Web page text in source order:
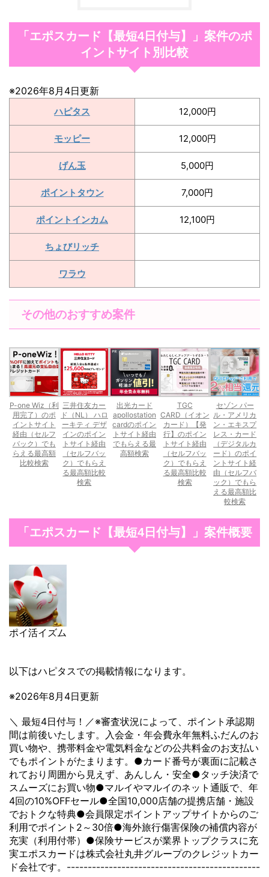
「エポスカード【最短4日付与】」案件のポ
イントサイト別比較
※2026年8月4日更新
ハピタス 12,000円
モッピー 12,000円
げん玉 5,000円
ポイントタウン 7,000円
ポイントインカム 12,100円
ちょびリッチ
ワラウ
その他のおすすめ案件
P-one Wiz（利
用完了）のポ
イントサイト
経由（セルフ
バック）でも
らえる最高額
比較検索
三井住友カー
ド（NL） ハロ
ーキティ デザ
インのポイン
トサイト経由
（セルフバッ
ク）でもらえ
る最高額比較
検索
出光カード
apollostation
cardのポイン
トサイト経由
でもらえる最
高額検索
TGC
CARD（イオン
カード）【発
行】のポイン
トサイト経由
（セルフバッ
ク）でもらえ
る最高額比較
検索
セゾン パー
ル・アメリカ
ン・エキスプ
レス・カード
（デジタルカ
ード）のポイ
ントサイト経
由（セルフバ
ック）でもら
える最高額比
較検索
「エポスカード【最短4日付与】」案件概要
ポイ活イズム
以下はハピタスでの掲載情報になります。
※2026年8月4日更新
＼ 最短4日付与！／※審査状況によって、ポイント承認期
間は前後いたします。入会金・年会費永年無料ふだんのお
買い物や、携帯料金や電気料金などの公共料金のお支払い
でもポイントがたまります。●カード番号が裏面に記載さ
れており周囲から見えず、あんしん・安全●タッチ決済で
スムーズにお買い物●マルイやマルイのネット通販で、年
4回の10%OFFセール●全国10,000店舗の提携店舗・施設
でおトクな特典●会員限定ポイントアップサイトからのご
利用でポイント2～30倍●海外旅行傷害保険の補償内容が
充実（利用付帯）●保険サービスが業界トップクラスに充
実エポスカードは株式会社丸井グループのクレジットカー
ド会社です。----------------------------------------------